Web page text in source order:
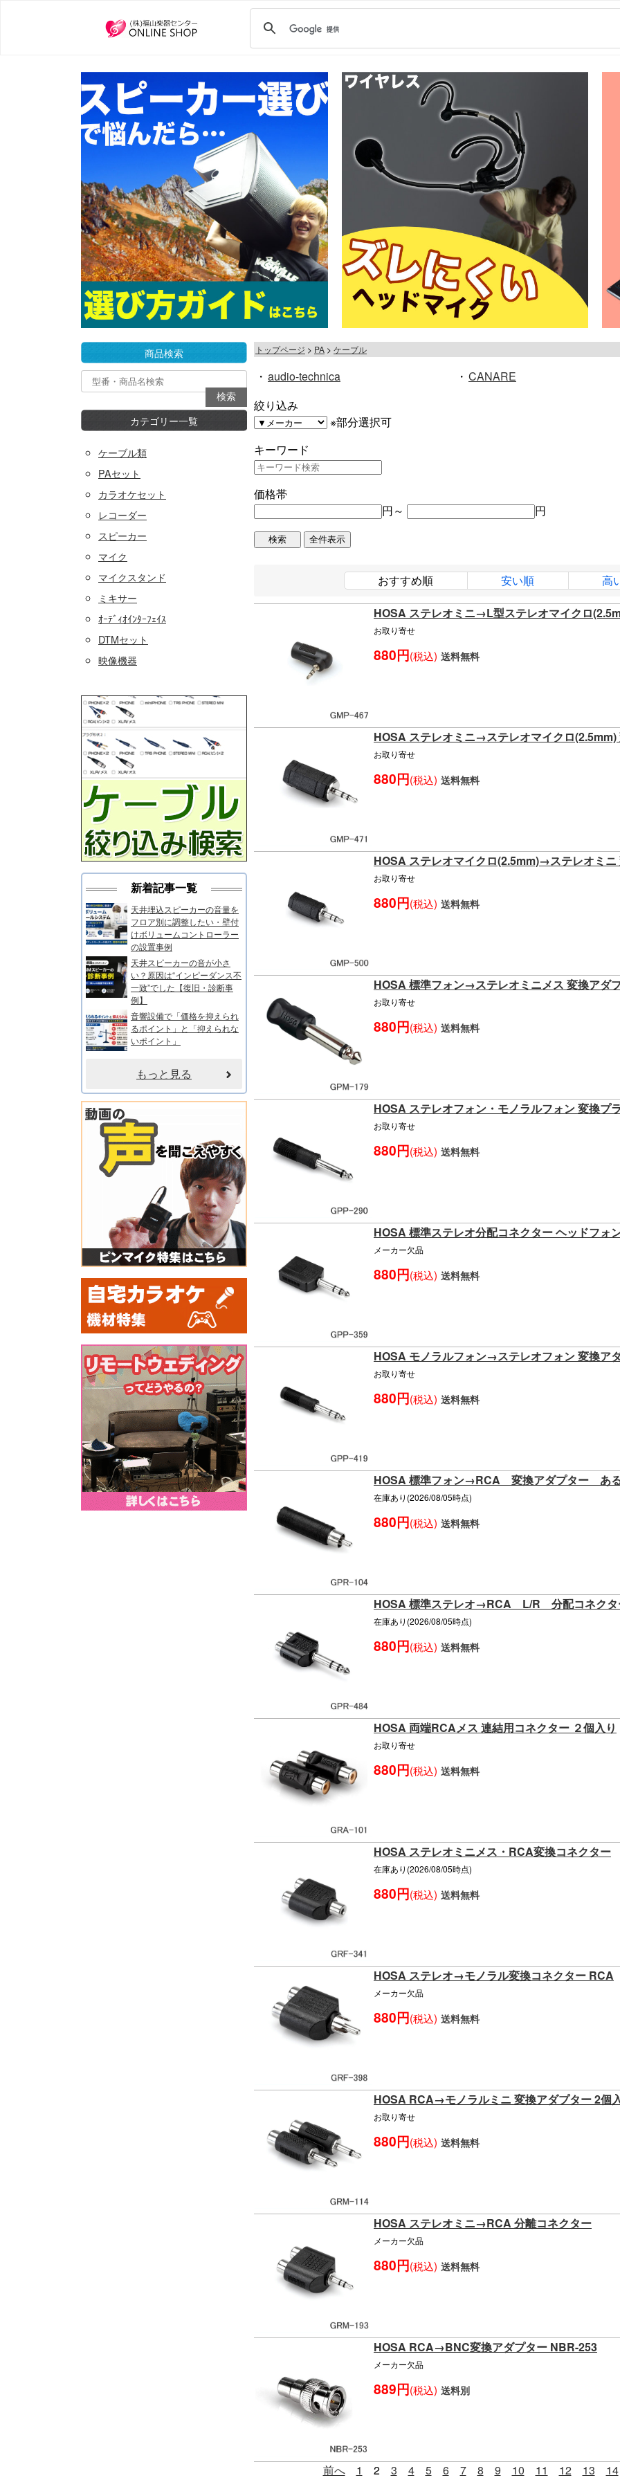
トップページ PA ケーブル
・ audio-technica ・ CANARE
絞り込み
※部分選択可
キーワード
価格帯
円～
円
おすすめ順 安い順 高
HOSA ステレオミニ→L型ステレオマイクロ
お取り寄せ
880円(税込) 送料無料
HOSA ステレオミニ→ステレオマイクロ(2.5mm)
お取り寄せ
880円(税込) 送料無料
HOSA ステレオマイクロ(2.5mm)→ステレオミニ
お取り寄せ
880円(税込) 送料無料
HOSA 標準フォン→ステレオミニメス 変換アダ
お取り寄せ
880円(税込) 送料無料
HOSA ステレオフォン・モノラルフォン 変換プ
お取り寄せ
880円(税込) 送料無料
HOSA 標準ステレオ分配コネクター ヘッドフォ
メーカー欠品
880円(税込) 送料無料
HOSA モノラルフォン→ステレオフォン 変換ア
お取り寄せ
880円(税込) 送料無料
HOSA 標準フォン→RCA 変換アダプター あ
在庫あり(2026/08/05時点)
880円(税込) 送料無料
HOSA 標準ステレオ→RCA L/R 分配コネクタ
在庫あり(2026/08/05時点)
880円(税込) 送料無料
HOSA 両端RCAメス 連結用コネクター ２個入り
お取り寄せ
880円(税込) 送料無料
HOSA ステレオミニメス・RCA変換コネクター
在庫あり(2026/08/05時点)
880円(税込) 送料無料
HOSA ステレオ→モノラル変換コネクター RCA
メーカー欠品
880円(税込) 送料無料
HOSA RCA→モノラルミニ 変換アダプター 2個
お取り寄せ
880円(税込) 送料無料
HOSA ステレオミニ→RCA 分離コネクター
メーカー欠品
880円(税込) 送料無料
HOSA RCA→BNC変換アダプター NBR-253
メーカー欠品
889円(税込) 送料別
前へ 1 2 3 4 5 6 7 8 9 10 11 12 13 14
商品検索
カテゴリー一覧
ケーブル類
PAセット
カラオケセット
レコーダー
スピーカー
マイク
マイクスタンド
ミキサー
ｵｰﾃﾞｨｵｲﾝﾀｰﾌｪｲｽ
DTMセット
映像機器
新着記事一覧
天井埋込スピーカーの音量を
フロア別に調整したい・壁付
けボリュームコントローラー
の設置事例
天井スピーカーの音が小さ
い？原因は“インピーダンス不
一致”でした【復旧・診断事
例】
音響設備で「価格を抑えられ
るポイント」と「抑えられな
いポイント」
もっと見る